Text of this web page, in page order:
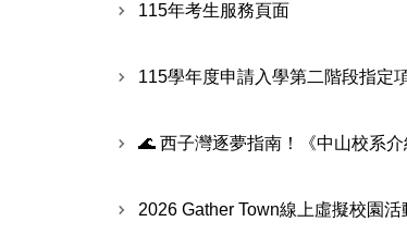
115年考生服務頁面
115學年度申請入學第二階段指定
🌊 西子灣逐夢指南！《中山校系介
2026 Gather Town線上虛擬校園活